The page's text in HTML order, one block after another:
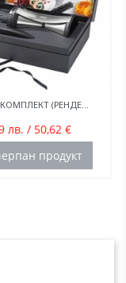
КОМПЛЕКТ (РЕНДЕ...
лв. / 50,62 €
продукт